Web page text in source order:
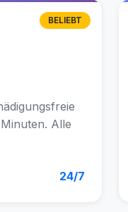
Alle
24/7
BELIEBT